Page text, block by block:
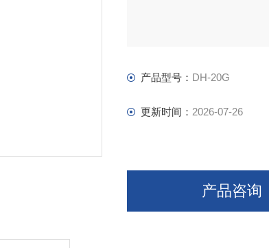
产品型号： DH-20G
更新时间： 2026-07-26
产品咨询